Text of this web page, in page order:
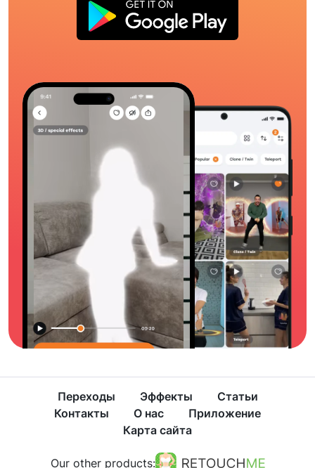
Переходы Эффекты
Статьи
Контакты
О нас
Приложение
Карта сайта
Our other products: